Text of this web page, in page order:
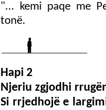
"... kemi paqe me
tonë.
Hapi 2
Njeriu zgjodhi
Si rrjedhojë e